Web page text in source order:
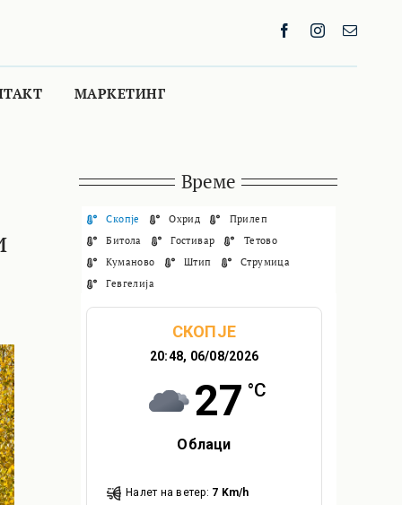
МАРКЕТИНГ
Време
Скопје Охрид
Прилеп
Битола
Гостивар
Тетово
Куманово
Штип
Струмица
Гевгелија
СКОПЈЕ
20:48, 06/08/2026
27 °C
Облаци
Налет на ветер: 7 Km/h